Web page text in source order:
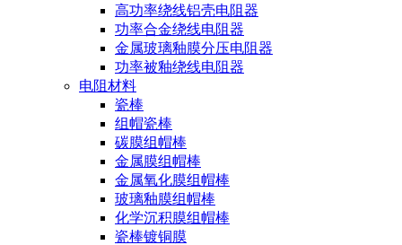
高功率绕线铝壳电阻器
功率合金绕线电阻器
金属玻璃釉膜分压电阻器
功率被釉绕线电阻器
电阻材料
瓷棒
组帽瓷棒
碳膜组帽棒
金属膜组帽棒
金属氧化膜组帽棒
玻璃釉膜组帽棒
化学沉积膜组帽棒
瓷棒镀铜膜